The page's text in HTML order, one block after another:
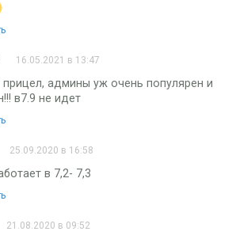
16.05.2021 в 13:47
прицел, админы уж очень популярен и
в7.9 не идет
25.09.2020 в 16:58
в 7,2- 7,3
21.08.2020 в 09:52